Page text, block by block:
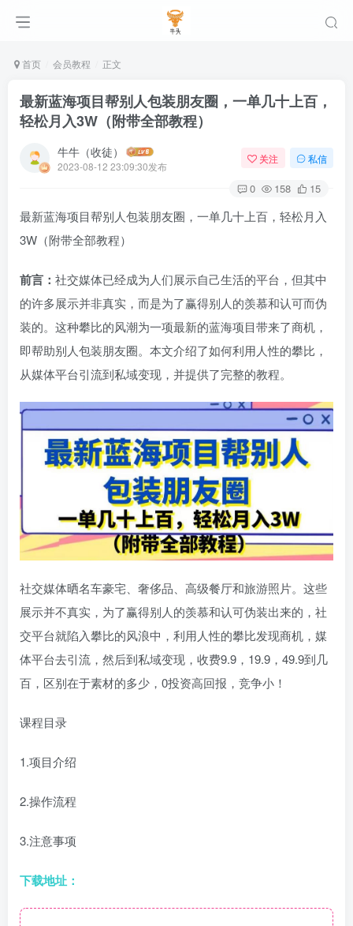
首页 会员教程 正文
最新蓝海项目帮别人包装朋友圈，一单几十上百，
轻松月入3W（附带全部教程）
牛牛（收徒）
2023-08-12 23:09:30发布
关注 私信
0 158 15
最新蓝海项目帮别人包装朋友圈，一单几十上百，轻松月入
3W（附带全部教程）
前言： 社交媒体已经成为人们展示自己生活的平台，但其中
的许多展示并非真实，而是为了赢得别人的羡慕和认可而伪
装的。这种攀比的风潮为一项最新的蓝海项目带来了商机，
即帮助别人包装朋友圈。本文介绍了如何利用人性的攀比，
从媒体平台引流到私域变现，并提供了完整的教程。
社交媒体晒名车豪宅、奢侈品、高级餐厅和旅游照片。这些
展示并不真实，为了赢得别人的羡慕和认可伪装出来的，社
交平台就陷入攀比的风浪中，利用人性的攀比发现商机，媒
体平台去引流，然后到私域变现，收费9.9，19.9，49.9到几
百，区别在于素材的多少，0投资高回报，竞争小！
课程目录
1.项目介绍
2.操作流程
3.注意事项
下载地址：